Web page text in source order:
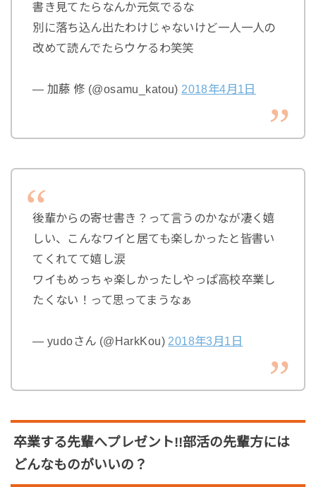
書き見てたらなんか元気でるな
別に落ち込ん出たわけじゃないけど一人一人の
改めて読んでたらウケるわ笑笑
— 加藤 修 (@osamu_katou) 2018年4月1日
後輩からの寄せ書き？って言うのかなが凄く嬉
しい、こんなワイと居ても楽しかったと皆書い
てくれてて嬉し涙
ワイもめっちゃ楽しかったしやっぱ高校卒業し
たくない！って思ってまうなぁ
— yudoさん (@HarkKou) 2018年3月1日
卒業する先輩へプレゼント!!部活の先輩方には
どんなものがいいの？